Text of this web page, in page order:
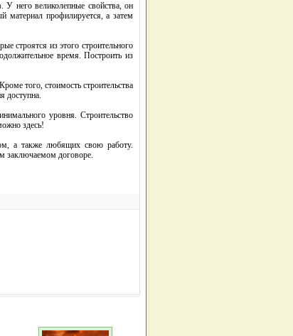
У него великолепные свойства, он
материал профилируется, а затем
строятся из этого строительного
время. Построить из
того, стоимость строительства
доступна.
уровня. Строительство
здесь!
а также любящих свою работу.
заключаемом договоре.